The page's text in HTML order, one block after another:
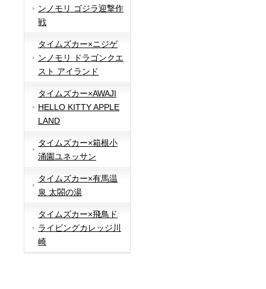
ンノモリ ゴジラ迎撃作
戦
タイムズカー×ニジゲ
ンノモリ ドラゴンクエ
スト アイランド
タイムズカー×AWAJI
HELLO KITTY APPLE
LAND
タイムズカー×箱根小
涌園ユネッサン
タイムズカー×有馬温
泉 太閤の湯
タイムズカー×飛鳥ド
ライビングカレッジ川
崎